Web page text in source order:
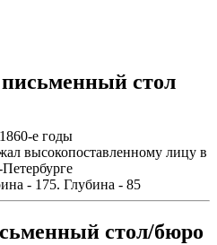
стол
е годы
высокопоставленному лицу в
- 175. Глубина - 85
стол/бюро